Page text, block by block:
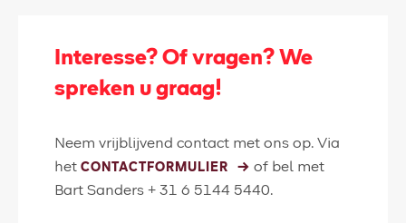
Interesse? Of vragen? We
spreken u graag!
Neem vrijblijvend contact met ons op. Via
het CONTACTFORMULIER
of bel met
Bart Sanders + 31 6 5144 5440.